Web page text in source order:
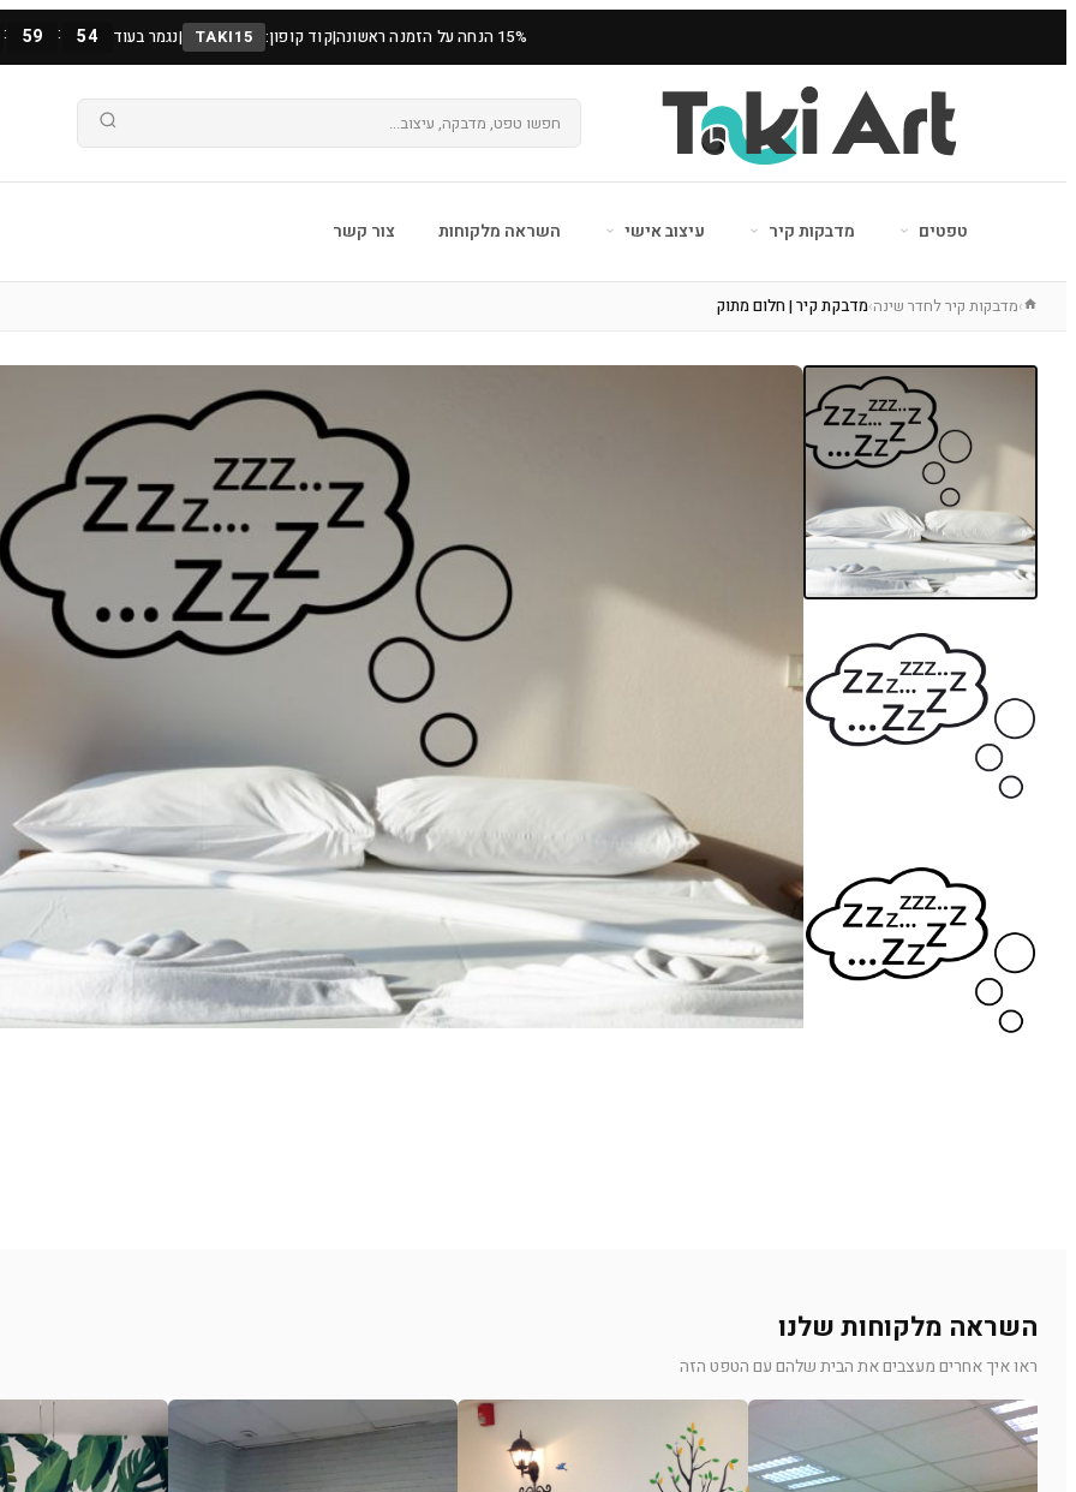
15% הנחה על הזמנה ראשונה |קוד קופון: TAKI15
|נגמר בעוד : 59 : 53
טפטים מדבקות קיר עיצוב אישי השראה מלקוחות צור קשר
›מדבקות קיר לחדר שינה›מדבקת קיר | חלום מתוק
השראה מלקוחות שלנו
ראו איך אחרים מעצבים את הבית שלהם עם הטפט הזה